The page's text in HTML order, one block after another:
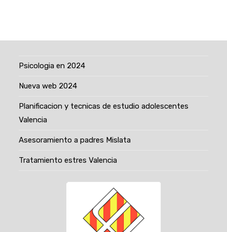
Psicologia en 2024
Nueva web 2024
Planificacion y tecnicas de estudio adolescentes
Valencia
Asesoramiento a padres Mislata
Tratamiento estres Valencia